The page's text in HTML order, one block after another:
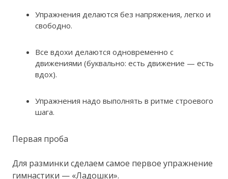
Упражнения делаются без напряжения, легко и
свободно.
Все вдохи делаются одновременно с
движениями (буквально: есть движение — есть
вдох).
Упражнения надо выполнять в ритме строевого
шага.
Первая проба
Для разминки сделаем самое первое упражнение
гимнастики — «Ладошки».